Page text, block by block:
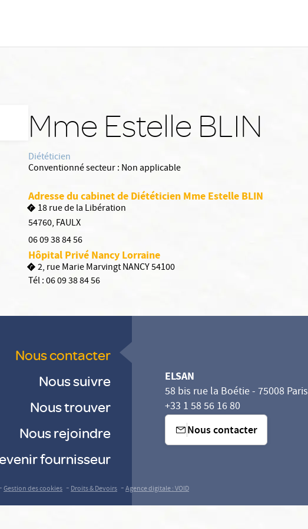
Mme Estelle BLIN
Diététicien
Conventionné secteur : Non applicable
Adresse du cabinet de Diététicien Mme Estelle BLIN
18 rue de la Libération
54760, FAULX
06 09 38 84 56
Hôpital Privé Nancy Lorraine
2, rue Marie Marvingt NANCY 54100
Tél :06 09 38 84 56
Nous contacter
Nous suivre
Nous trouver
Nous rejoindre
fournisseur
ELSAN
58 bis rue la Boétie - 75008 Paris
+33 1 58 56 16 80
Nous contacter
Gestion des cookies -Droits & Devoirs -Agence digitale : VOID